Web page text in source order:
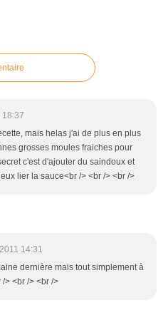
18:37
mais helas j'ai de plus en plus
grosses moules fraiches pour
c'est d'ajouter du saindoux et
lier la sauce<br /> <br /> <br />
14:31
dernière mais tout simplement à
> <br /> <br />